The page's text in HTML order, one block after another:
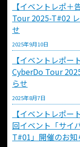
【イベントレポ
Tour 2025-T#02
せ
2025年9月10日
【イベントレポー
CyberDo Tour
らせ
2025年8月7日
【イベントレポ
回イベント「サイ
T#01」開催のお知